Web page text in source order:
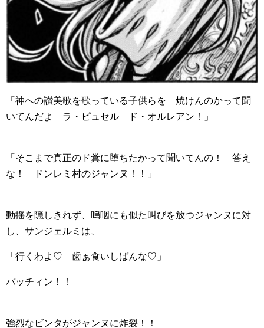
「神への讃美歌を歌っている子供らを 焼けんのかって聞
いてんだよ ラ・ピュセル ド・オルレアン！」
「そこまで真正のド糞に堕ちたかって聞いてんの！ 答え
な！ ドンレミ村のジャンヌ！！」
動揺を隠しきれず、嗚咽にも似た叫びを放つジャンヌに対
し、サンジェルミは、
「行くわよ♡ 歯ぁ食いしばんな♡」
バッチィン！！
強烈なビンタがジャンヌに炸裂！！